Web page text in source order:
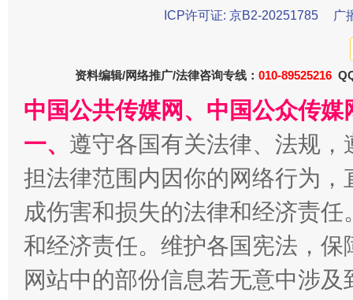
习近平的博鳌关键词
魏明亮
ICP许可证: 京B2-20251785
广
资料编辑/网络推广/法律咨询专线： 010-89525216
中国公共传媒网、中国公众传
一、 遵守各国有关法律、法规
担法律范围内因你的网络行为
成伤害和损失的法律和经济责
和经济责任。维护各国宪法，
网站中的部份信息若无意中涉